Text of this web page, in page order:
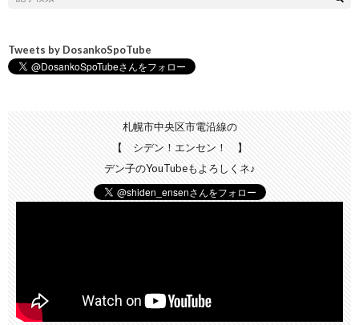
Tweets by DosankoSpoTube
札幌市中央区市電沿線の
【 シデン！エンセン！ 】
デン子のYouTubeもよろしくネ♪